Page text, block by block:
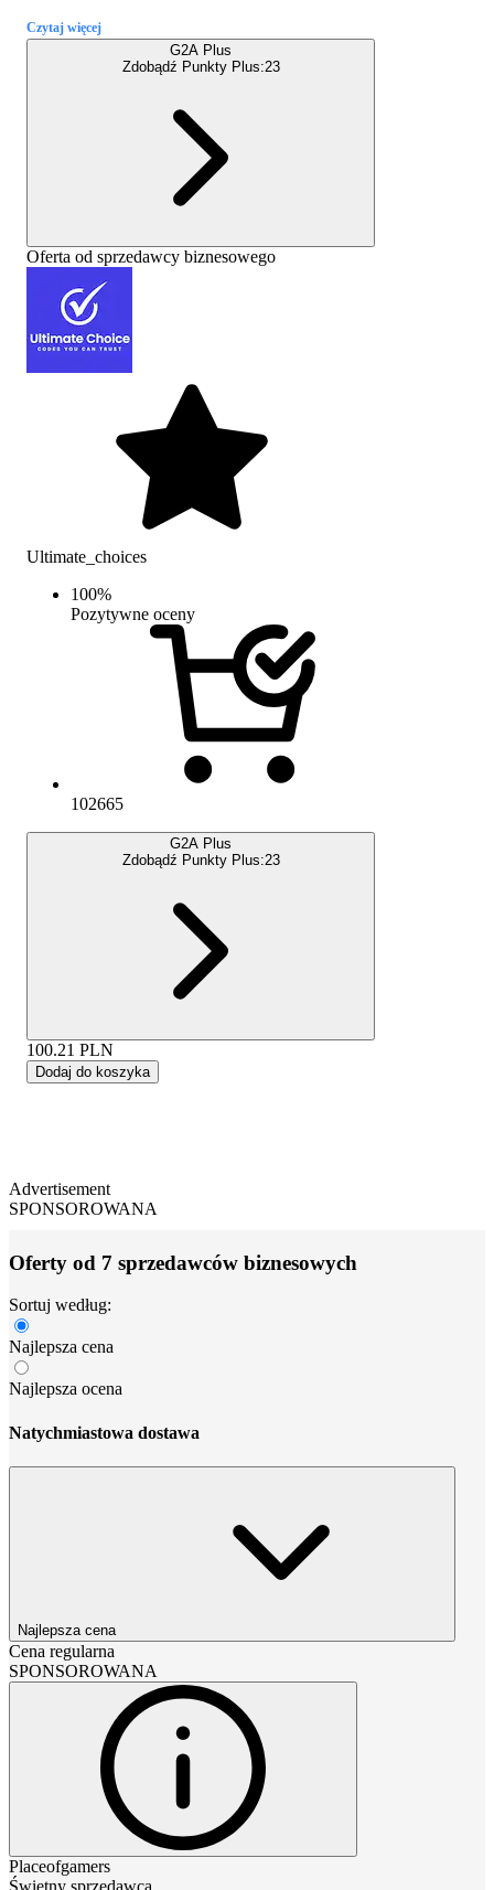
Czytaj więcej
G2A Plus
Zdobądź Punkty Plus:23
Oferta od sprzedawcy biznesowego
Ultimate_choices
100%
Pozytywne oceny
102665
G2A Plus
Zdobądź Punkty Plus:23
100.21 PLN
Dodaj do koszyka
Advertisement
SPONSOROWANA
Oferty od 7 sprzedawców biznesowych
Sortuj według:
Najlepsza cena
Najlepsza ocena
Natychmiastowa dostawa
Najlepsza cena
Cena regularna
SPONSOROWANA
Placeofgamers
Świetny sprzedawca